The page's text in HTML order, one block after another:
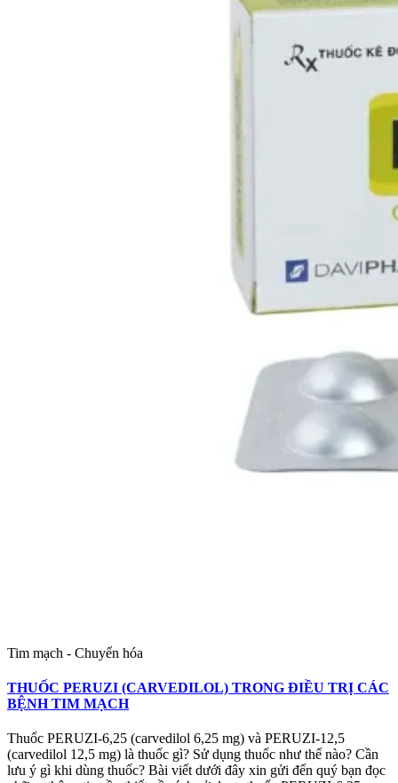
Tim mạch - Chuyển hóa
THUỐC PERUZI (CARVEDILOL) TRONG ĐIỀU TRỊ CÁC
BỆNH TIM MẠCH
Thuốc PERUZI-6,25 (carvedilol 6,25 mg) và PERUZI-12,5
(carvedilol 12,5 mg) là thuốc gì? Sử dụng thuốc như thế nào? Cần
lưu ý gì khi dùng thuốc? Bài viết dưới đây xin gửi đến quý bạn đọc